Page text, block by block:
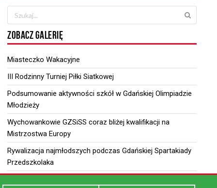
ZOBACZ GALERIĘ
Miasteczko Wakacyjne
III Rodzinny Turniej Piłki Siatkowej
Podsumowanie aktywności szkół w Gdańskiej Olimpiadzie
Młodzieży
Wychowankowie GZSiSS coraz bliżej kwalifikacji na
Mistrzostwa Europy
Rywalizacja najmłodszych podczas Gdańskiej Spartakiady
Przedszkolaka